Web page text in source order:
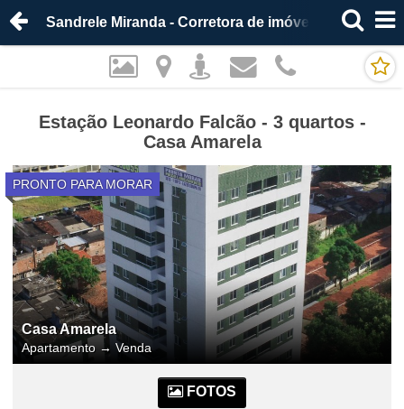
Sandrele Miranda - Corretora de imóveis
Estação Leonardo Falcão - 3 quartos -
Casa Amarela
PRONTO PARA MORAR
Casa Amarela
Apartamento → Venda
FOTOS